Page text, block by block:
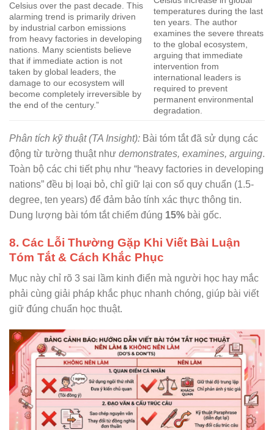
Celsius over the past decade. This
alarming trend is primarily driven
by industrial carbon emissions
from heavy factories in developing
nations. Many scientists believe
that if immediate action is not
taken by global leaders, the
damage to our ecosystem will
become completely irreversible by
the end of the century.”
temperatures during the last
ten years. The author
examines the severe threats
to the global ecosystem,
arguing that immediate
intervention from
international leaders is
required to prevent
permanent environmental
degradation.
Phân tích kỹ thuật (TA Insight): Bài tóm tắt đã sử dụng các
động từ tường thuật như demonstrates, examines, arguing.
Toàn bộ các chi tiết phụ như “heavy factories in developing
nations” đều bị loại bỏ, chỉ giữ lại con số quy chuẩn (1.5-
degree, ten years) để đảm bảo tính xác thực thông tin.
Dung lượng bài tóm tắt chiếm đúng 15% bài gốc.
8. Các Lỗi Thường Gặp Khi Viết Bài Luận
Tóm Tắt & Cách Khắc Phục
Mục này chỉ rõ 3 sai lầm kinh điển mà người học hay mắc
phải cùng giải pháp khắc phục nhanh chóng, giúp bài viết
giữ đúng chuẩn học thuật.